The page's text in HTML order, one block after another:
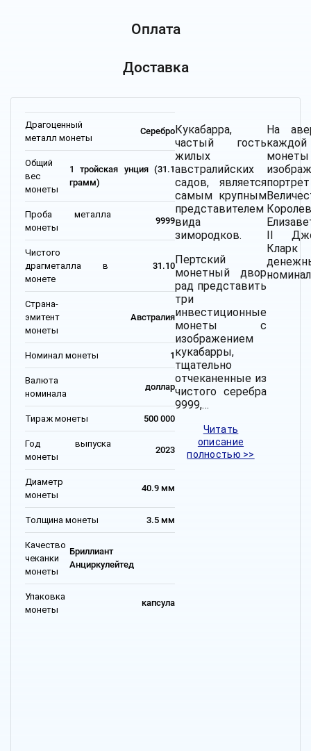
Оплата
Доставка
Драгоценный
металл монеты
Серебро
Общий
вес
монеты
1 тройская унция (31.1
грамм)
Проба металла
монеты
9999
Чистого
драгметалла в
монете
31.10
Страна-
эмитент
монеты
Австралия
Номинал монеты 1
Валюта
номинала
доллар
Тираж монеты 500 000
Год выпуска
монеты
2023
Диаметр
монеты
40.9 мм
Толщина монеты 3.5 мм
Качество
чеканки
монеты
Бриллиант
Анциркулейтед
Упаковка
монеты
капсула
Кукабарра,
частый гость
жилых
австралийских
садов, является
самым крупным
представителем
вида
зимородков.
Пертский
монетный двор
рад представить
три
инвестиционные
монеты с
изображением
кукабарры,
тщательно
отчеканенные из
чистого серебра
9999,…
Читать
описание
полностью >>
На
каждой
монеты
II